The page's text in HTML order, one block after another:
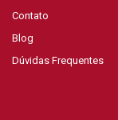
Contato
Blog
Dúvidas Frequentes